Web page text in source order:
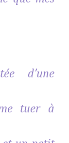
d’une
tuer à